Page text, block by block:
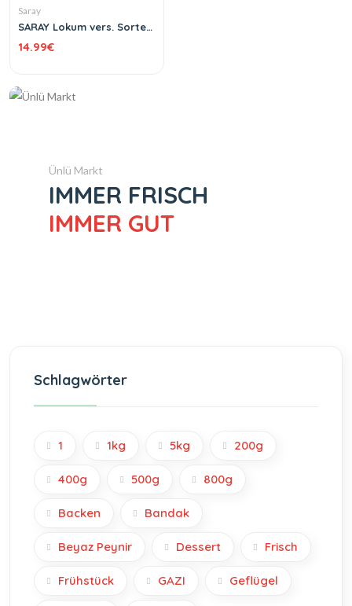
Saray
SARAY Lokum vers. Sorten
14.99€
Ünlü Markt
IMMER FRISCH
IMMER GUT
Schlagwörter
1 1kg 5kg 200g
400g 500g 800g
Backen Bandak
Beyaz Peynir Dessert Frisch
Frühstück GAZI Geflügel